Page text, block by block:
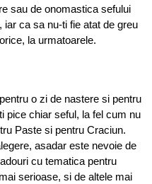
sau de onomastica sefului
iar ca sa nu-ti fie atat de greu
la urmatoarele.
o zi de nastere si pentru
pice chiar seful, la fel cum nu
Paste si pentru Craciun.
asadar este nevoie de
cu tematica pentru
serioase, si de altele mai